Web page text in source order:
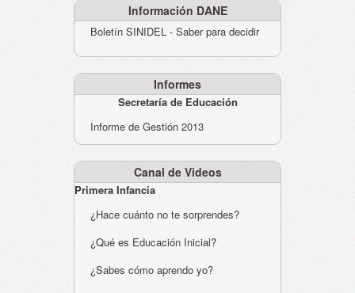
Información DANE
Boletín SINIDEL - Saber para decidir
Informes
Secretaría de Educación
Informe de Gestión 2013
Canal de Videos
Primera Infancia
¿Hace cuánto no te sorprendes?
¿Qué es Educación Inicial?
¿Sabes cómo aprendo yo?